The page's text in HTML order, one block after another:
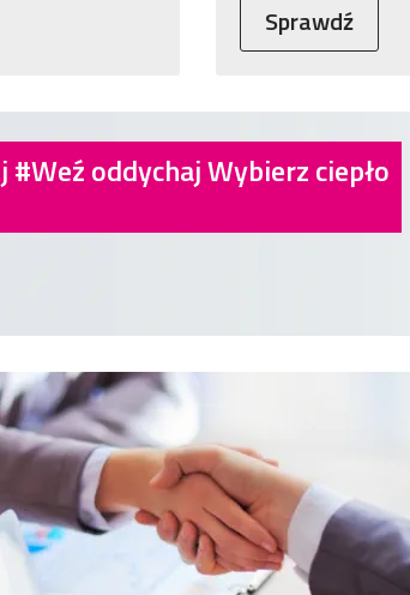
Sprawdź
oddychaj Wybierz ciepło